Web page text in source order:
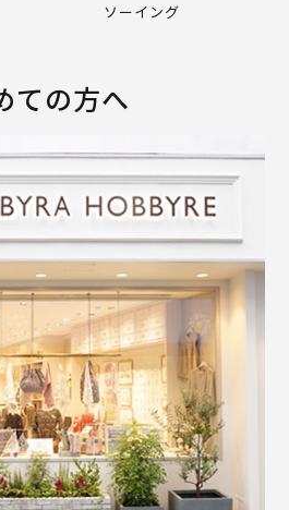
ソーイング
ての方へ